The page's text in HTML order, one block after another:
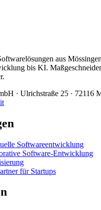
aus
bis KI.
· Ulrichstraße 25 · 72116
Softwareentwicklung
Software-Entwicklung
für Startups